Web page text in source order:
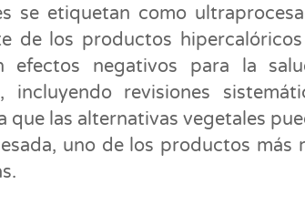
se etiquetan como
de los productos
efectos negativos para la
incluyendo revisiones
que las alternativas vegetales
uno de los productos más